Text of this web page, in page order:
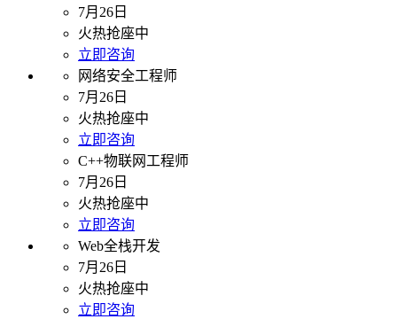
7月26日
火热抢座中
立即咨询
网络安全工程师
7月26日
火热抢座中
立即咨询
C++物联网工程师
7月26日
火热抢座中
立即咨询
Web全栈开发
7月26日
火热抢座中
立即咨询